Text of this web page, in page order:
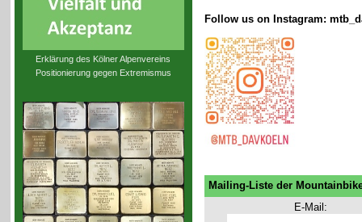
Erklärung des Kölner Alpenvereins
Positionierung gegen Extremismus
Follow us on Instagram:
Mailing-Liste der
E-Mail: